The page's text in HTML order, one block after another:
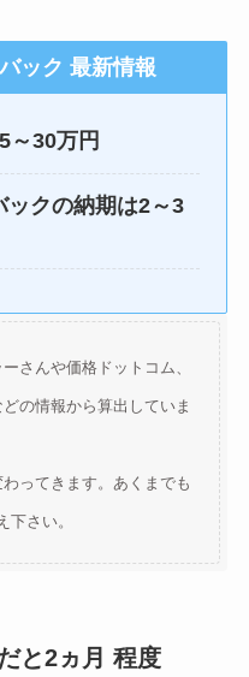
ック 最新情報
～30万円
ックの納期は2～3
さんや価格ドットコム、
の情報から算出していま
ってきます。あくまでも
下さい。
と2ヵ月 程度